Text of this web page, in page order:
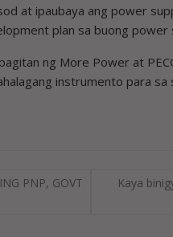
at ipaubaya ang power
plan sa buong
ng More Power at
­instrumento para
PNP, GOVT
Kaya